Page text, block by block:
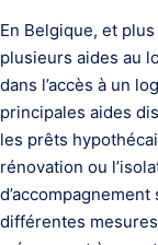
En Belgique, et
plusieurs aides au
dans l’accès à un
principales aides
les prêts
rénovation ou
différentes